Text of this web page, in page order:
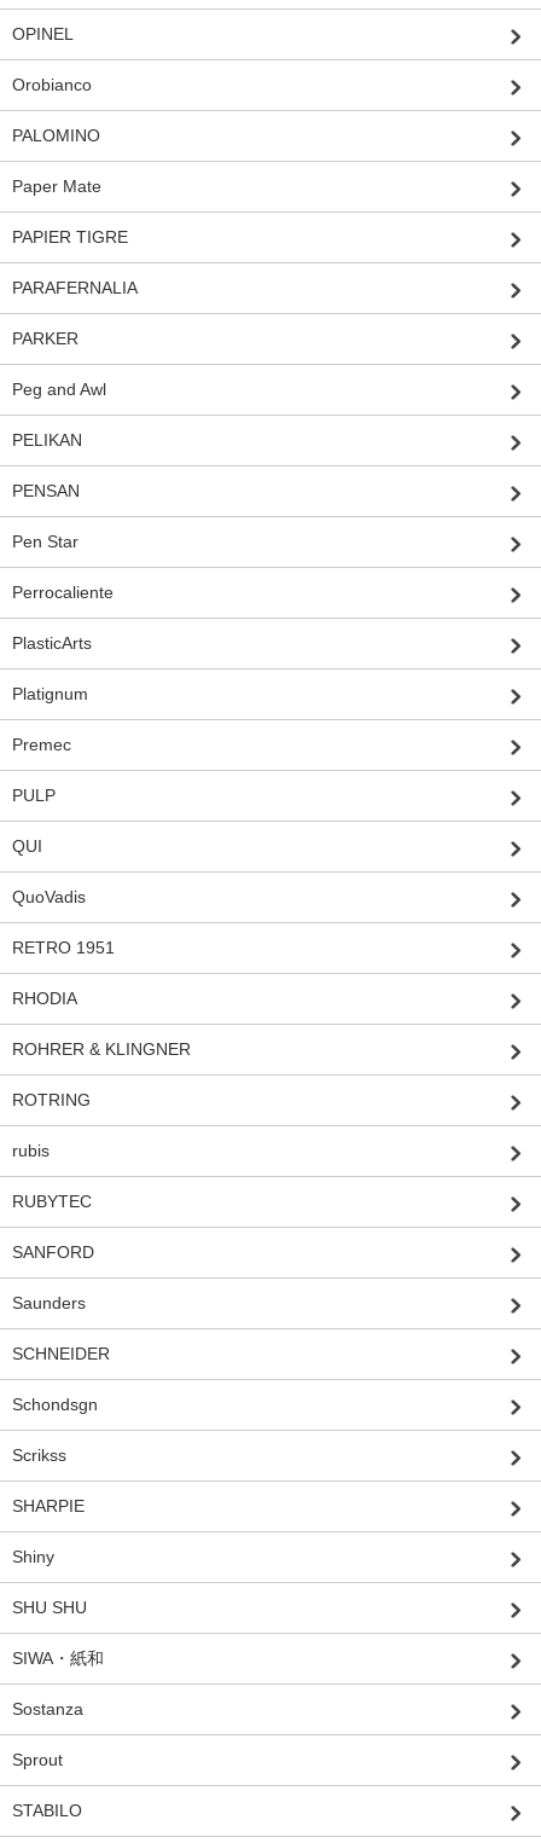
OPINEL
Orobianco
PALOMINO
Paper Mate
PAPIER TIGRE
PARAFERNALIA
PARKER
Peg and Awl
PELIKAN
PENSAN
Pen Star
Perrocaliente
PlasticArts
Platignum
Premec
PULP
QUI
QuoVadis
RETRO 1951
RHODIA
ROHRER & KLINGNER
ROTRING
rubis
RUBYTEC
SANFORD
Saunders
SCHNEIDER
Schondsgn
Scrikss
SHARPIE
Shiny
SHU SHU
SIWA・紙和
Sostanza
Sprout
STABILO